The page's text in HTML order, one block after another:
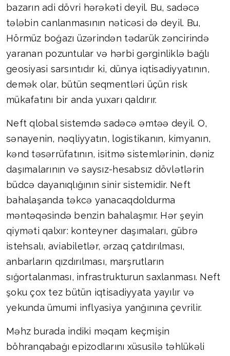
bazarın adi dövri hərəkəti deyil. Bu, sadəcə
tələbin canlanmasının nəticəsi də deyil. Bu,
Hörmüz boğazı üzərindən tədarük zəncirində
yaranan pozuntular və hərbi gərginliklə bağlı
geosiyasi sarsıntıdır ki, dünya iqtisadiyyatının,
demək olar, bütün seqmentləri üçün risk
mükafatını bir anda yuxarı qaldırır.
Neft qlobal sistemdə sadəcə əmtəə deyil. O,
sənayenin, nəqliyyatın, logistikanın, kimyanın,
kənd təsərrüfatının, isitmə sistemlərinin, dəniz
daşımalarının və saysız-hesabsız dövlətlərin
büdcə dayanıqlığının sinir sistemidir. Neft
bahalaşanda təkcə yanacaqdoldurma
məntəqəsində benzin bahalaşmır. Hər şeyin
qiyməti qalxır: konteyner daşımaları, gübrə
istehsalı, aviabiletlər, ərzaq çatdırılması,
anbarların qızdırılması, marşrutların
sığortalanması, infrastrukturun saxlanması. Neft
şoku çox tez bütün iqtisadiyyata yayılır və
yekunda ümumi inflyasiya yanğınına çevrilir.
Məhz burada indiki məqam keçmişin
böhranqabağı epizodlarını xüsusilə təhlükəli